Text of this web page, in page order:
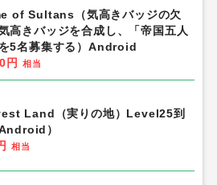
of Sultans（気高きバッジの欠
高きバッジを合成し、「帝国五人
5名募集する）Android
円
相当
Land（実りの地）Level25到
）
相当